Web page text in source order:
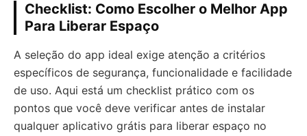
Checklist: Como Escolher o Melhor App
Para Liberar Espaço
A seleção do app ideal exige atenção a critérios
específicos de segurança, funcionalidade e facilidade
de uso. Aqui está um checklist prático com os
pontos que você deve verificar antes de instalar
qualquer aplicativo grátis para liberar espaço no